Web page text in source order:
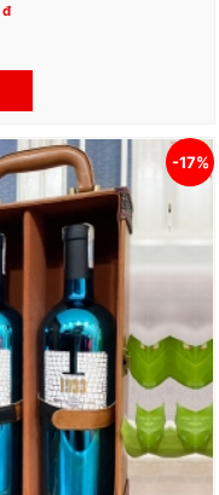
đ
-17%